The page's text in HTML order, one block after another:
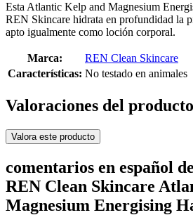
Esta Atlantic Kelp and Magnesium
REN Skincare hidrata en profundidad la
apto igualmente como loción corporal.
Marca:
REN Clean Skincare
Características: No testado en animales
Valoraciones del producto
Valora este producto
comentarios en español
REN Clean Skincare
Magnesium Energising